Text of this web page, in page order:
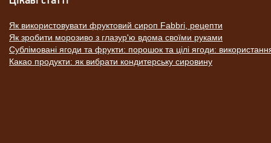
Як використовувати фруктовий сироп Fabbri, рецепти
Як зробити морозиво з глазур'ю вдома своїми руками
Сублімовані ягоди та фрукти: порошок та цілі ягоди:
Какао продукти: як вибрати кондитерську сировину